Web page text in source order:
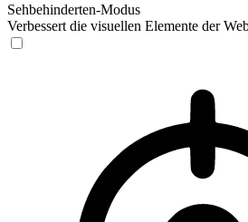
Sehbehinderten-Modus
Verbessert die visuellen Elemente der